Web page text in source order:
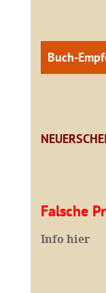
Buch-
Falsche
Info hier